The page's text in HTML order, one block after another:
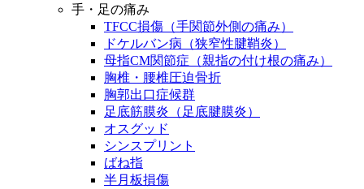
手・足の痛み
TFCC損傷（手関節外側の痛み）
ドケルバン病（狭窄性腱鞘炎）
母指CM関節症（親指の付け根の痛み）
胸椎・腰椎圧迫骨折
胸郭出口症候群
足底筋膜炎（足底腱膜炎）
オスグッド
シンスプリント
ばね指
半月板損傷